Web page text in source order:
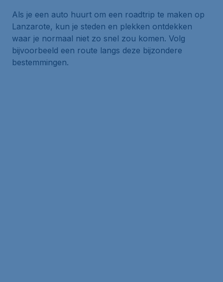
Als je een auto huurt om een roadtrip te maken op
Lanzarote, kun je steden en plekken ontdekken
waar je normaal niet zo snel zou komen. Volg
bijvoorbeeld een route langs deze bijzondere
bestemmingen.